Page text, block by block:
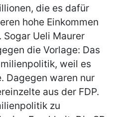
die es dafür
hohe Einkommen
Sogar Ueli Maurer
die Vorlage: Das
weil es
Dagegen waren nur
aus der FDP.
zu